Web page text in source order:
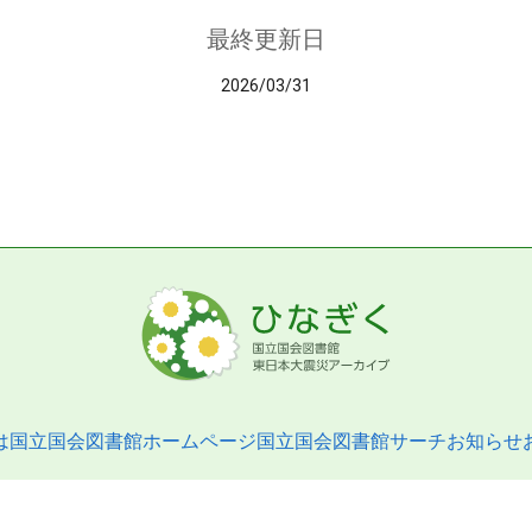
最終更新日
2026/03/31
国立国会図書館ホームページ国立国会図書館サーチお知らせ